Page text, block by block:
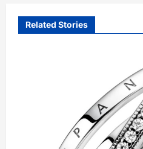
Related Stories